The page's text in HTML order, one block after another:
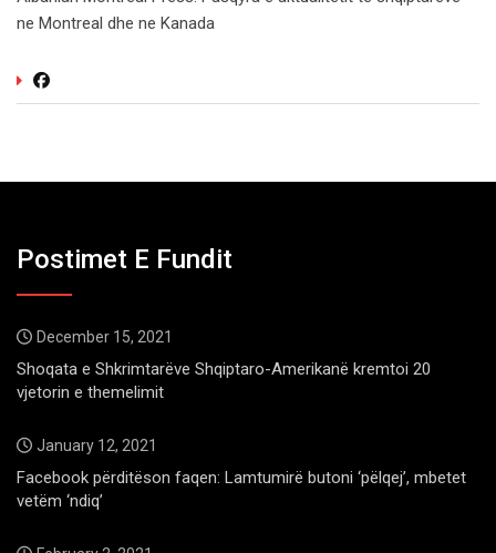
ne Montreal dhe ne Kanada
Postimet E Fundit
December 15, 2021
Shoqata e Shkrimtarëve Shqiptaro-Amerikanë kremtoi 20
vjetorin e themelimit
January 12, 2021
Facebook përditëson faqen: Lamtumirë butoni ‘pëlqej’, mbetet
vetëm ‘ndiq’